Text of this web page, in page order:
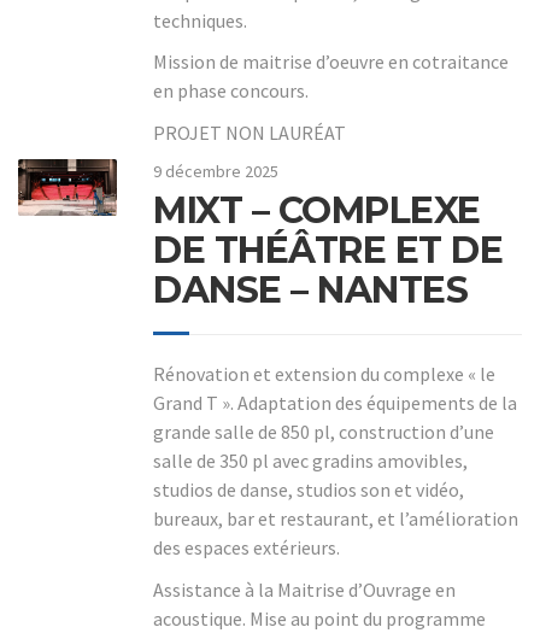
techniques.
Mission de maitrise d’oeuvre en cotraitance
en phase concours.
PROJET NON LAURÉAT
9 décembre 2025
MIXT – COMPLEXE
DE THÉÂTRE ET DE
DANSE – NANTES
Rénovation et extension du complexe « le
Grand T ». Adaptation des équipements de la
grande salle de 850 pl, construction d’une
salle de 350 pl avec gradins amovibles,
studios de danse, studios son et vidéo,
bureaux, bar et restaurant, et l’amélioration
des espaces extérieurs.
Assistance à la Maitrise d’Ouvrage en
acoustique. Mise au point du programme